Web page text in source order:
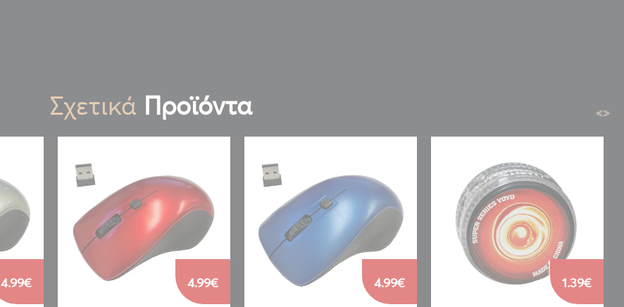
Σχετικά Προϊόντα
4.99€ 4.99€ 4.99€ 1.39€
<>